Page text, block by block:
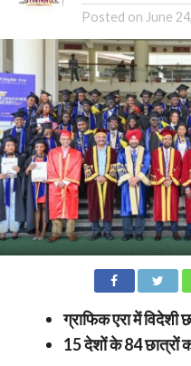
Posted on June
ग्राफिक एरा में विदेशी
15देशों के84छात्रों